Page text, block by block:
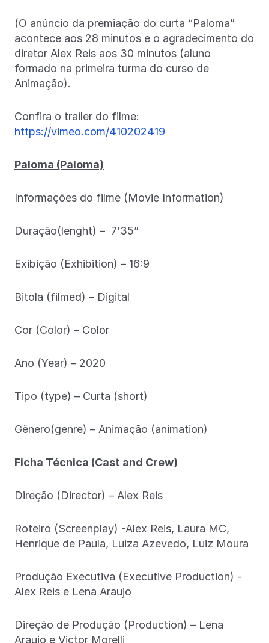
(O anúncio da premiação do curta “Paloma”
acontece aos 28 minutos e o agradecimento do
diretor Alex Reis aos 30 minutos (aluno
formado na primeira turma do curso de
Animação).
Confira o trailer do filme:
https://vimeo.com/410202419
Paloma (Paloma)
Informações do filme (Movie Information)
Duração(lenght) – 7’35”
Exibição (Exhibition) – 16:9
Bitola (filmed) – Digital
Cor (Color) – Color
Ano (Year) – 2020
Tipo (type) – Curta (short)
Gênero(genre) – Animação (animation)
Ficha Técnica (Cast and Crew)
Direção (Director) – Alex Reis
Roteiro (Screenplay) -Alex Reis, Laura MC,
Henrique de Paula, Luiza Azevedo, Luiz Moura
Produção Executiva (Executive Production) -
Alex Reis e Lena Araujo
Direção de Produção (Production) – Lena
Araujo e Victor Morelli